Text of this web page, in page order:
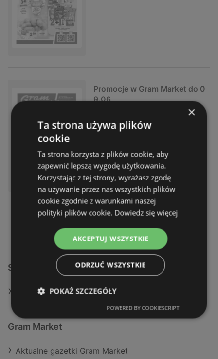
Promocje w Gram Market do 0
9.06
Wygasła dnia: 09.06.2026
Sklepy Gram Market w Katowice
POKAŻ WSZYSTKIE SKLEPY GRAM MARKET
Gram Market
Aktualne gazetki Gram Market
×
Ta strona używa plików
cookie
Ta strona korzysta z plików cookie, aby
zapewnić lepszą wygodę użytkowania.
Korzystając z tej strony, wyrażasz zgodę
na używanie przez nas wszystkich plików
cookie zgodnie z warunkami naszej
polityki plików cookie. Dowiedz się więcej
AKCEPTUJ WSZYSTKIE
ODRZUĆ WSZYSTKIE
POKAŻ SZCZEGÓŁY
POWERED BY COOKIESCRIPT